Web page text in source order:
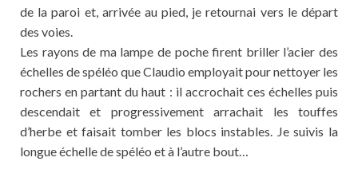
de la paroi et, arrivée au pied, je retournai vers le départ
des voies.
Les rayons de ma lampe de poche firent briller l’acier des
échelles de spéléo que Claudio employait pour nettoyer les
rochers en partant du haut : il accrochait ces échelles puis
descendait et progressivement arrachait les touffes
d’herbe et faisait tomber les blocs instables. Je suivis la
longue échelle de spéléo et à l’autre bout…